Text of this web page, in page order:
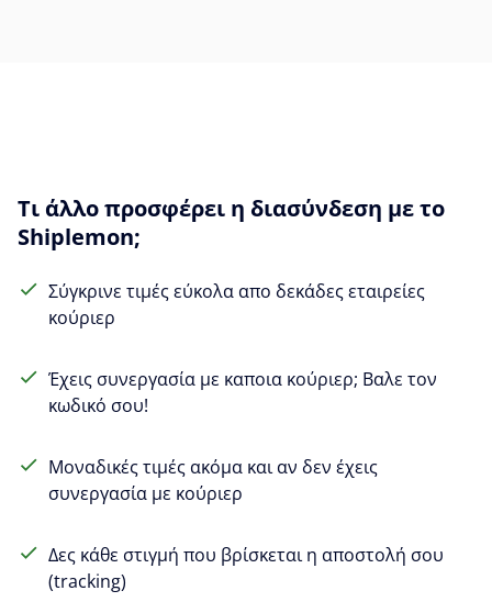
Τι άλλο προσφέρει η διασύνδεση με το
Shiplemon;
Σύγκρινε τιμές εύκολα απο δεκάδες εταιρείες
κούριερ
Έχεις συνεργασία με καποια κούριερ; Βαλε τον
κωδικό σου!
Μοναδικές τιμές ακόμα και αν δεν έχεις
συνεργασία με κούριερ
Δες κάθε στιγμή που βρίσκεται η αποστολή σου
(tracking)